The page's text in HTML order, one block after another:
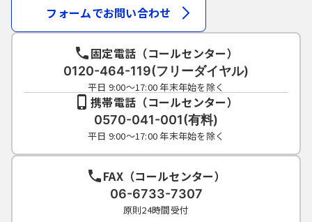
（２）他者からのパスワード等の照会には応
は、定期的に変更してください。
（４）利用者ＩＤ、パスワードは、再発行し
ません。なお、利用者ＩＤ、パスワードを紛
失し、盗難に遭い、又は不正使用されたこと
が分かったときは、速やかに問い合わせ先に
連絡し、その指示に従ってください。
（５）利用者ＩＤ及びパスワードについて
は、特に有効期限は設けないものとします
が、利用者ＩＤ及びパスワードの利用が３年
間行われない場合は、構成団体の職権におい
て抹消することができるものとします。
フォームでお問い合わせ
固定電話（コールセンター）
0120-464-119(フリーダイヤル)
平日 9:00～17:00 年末年始を除く
携帯電話（コールセンター）
0570-041-001(有料)
平日 9:00～17:00 年末年始を除く
FAX（コールセンター）
06-6733-7307
原則24時間受付